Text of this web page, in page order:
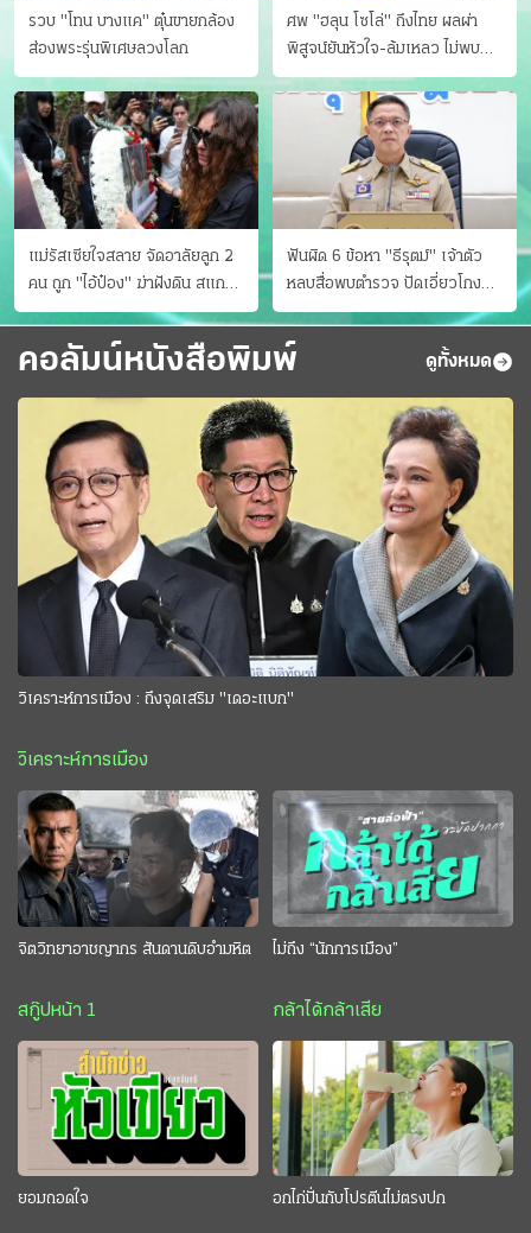
รวบ "โทน บางแค" ตุ๋นขายกล้อง
ส่องพระรุ่นพิเศษลวงโลก
ศพ "ฮลุน โซโล่" ถึงไทย ผลผ่า
พิสูจน์ยันหัวใจ-ล้มเหลว ไม่พบ
บาดแผล
แม่รัสเซียใจสลาย จัดอาลัยลูก 2
คน ถูก "ไอ้ป๋อง" ฆ่าฝังดิน สแกน
ไม่มีศพเพิ่ม
ฟันผิด 6 ข้อหา "ธีรุตม์" เจ้าตัว
หลบสื่อพบตำรวจ ปัดเอี่ยวโกง
สอบท้องถิ่น จ่อบี้รํ่ารวยมากปกติ
คอลัมน์หนังสือพิมพ์ ดูทั้งหมด
วิเคราะห์การเมือง : ถึงจุดเสริม "เดอะแบก"
วิเคราะห์การเมือง
จิตวิทยาอาชญากร สันดานดิบอำมหิต
สกู๊ปหน้า 1
ไม่ถึง “นักการเมือง”
กล้าได้กล้าเสีย
ยอมถอดใจ อกไก่ปั่นกับโปรตีนไม่ตรงปก